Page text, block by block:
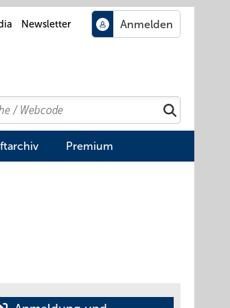
Newsletter
Premium